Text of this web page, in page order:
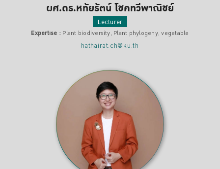
ผศ.ดร.หทัยรัตน์ โชคทวีพาณิชย์
Lecturer
Expertise : Plant biodiversity, Plant phylogeny, vegetable
hathairat.ch@ku.th